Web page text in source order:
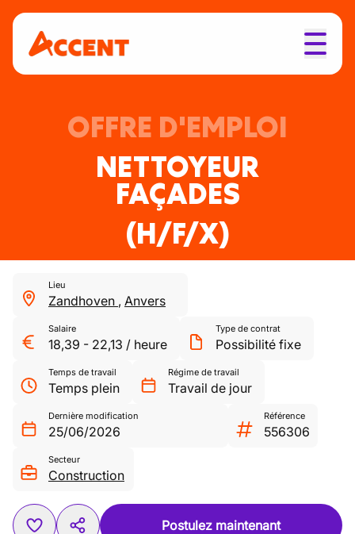
OFFRE D'EMPLOI
NETTOYEUR
FAÇADES
(H/F/X)
Lieu
Zandhoven , Anvers
Salaire
18,39 - 22,13 / heure
Type de contrat
Possibilité fixe
Temps de travail
Temps plein
Régime de travail
Travail de jour
Dernière modification
25/06/2026
Référence
556306
Secteur
Construction
Postulez maintenant